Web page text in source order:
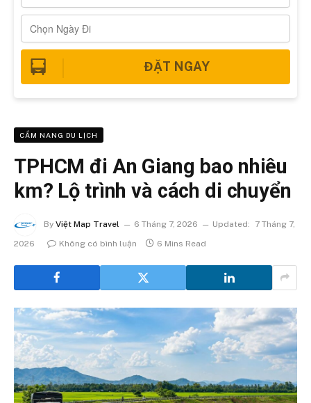
ĐẶT NGAY
CẨM NANG DU LỊCH
TPHCM đi An Giang bao nhiêu
km? Lộ trình và cách di chuyển
By Việt Map Travel 6 Tháng 7, 2026 Updated:
7 Tháng 7,
2026
Không có bình luận 6 Mins Read